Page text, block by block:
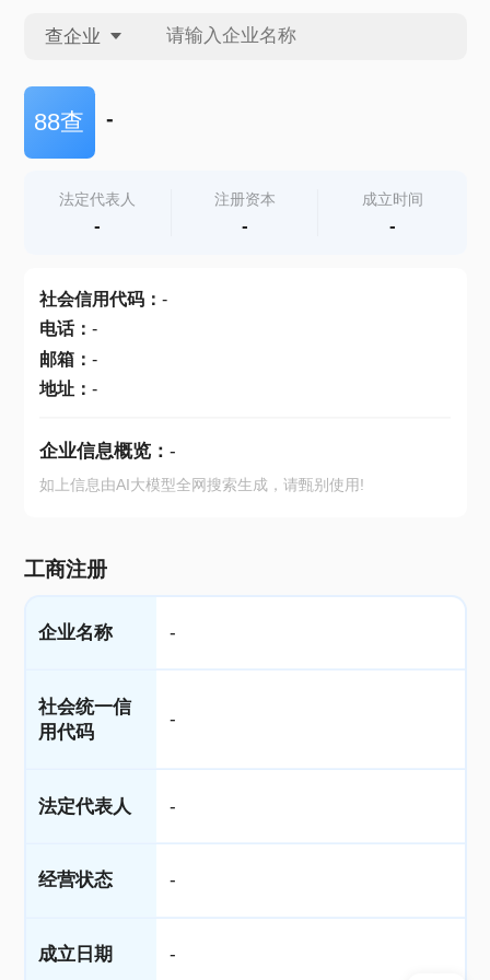
查企业
查企业
查产地
88查 -
法定代表人
-
注册资本
-
成立时间
-
社会信用代码： -
电话： -
邮箱： -
地址： -
企业信息概览： -
如上信息由AI大模型全网搜索生成，请甄别使用!
工商注册
企业名称 -
社会统一信
用代码
-
法定代表人 -
经营状态 -
成立日期 -